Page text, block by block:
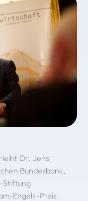
Dr. Jens
Bundes­bank,
Stiftung
Engels-Preis.